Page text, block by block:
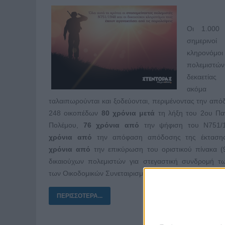
Οι 1.000
σημερινοί
ακόμα
ταλαιπωρούνται και ξοδεύονται, περιμένοντας την
248 οικοπέδων 80 χρόνια μετά τη λήξη του 2ου
Πολέμου, 76 χρόνια από την ψήφιση του Ν751/
χρόνια από την απόφαση απόδοσης της
χρόνια από την επικύρωση του οριστικού πίνακα
δικαιούχων πολεμιστών για στεγαστική συνδρομή
των Οικοδομικών Συνεταιρισμών «ΠΑΥΛΟΣ ΜΕΛΛΑΣ»
ΠΕΡΙΣΣΌΤΕΡΑ...